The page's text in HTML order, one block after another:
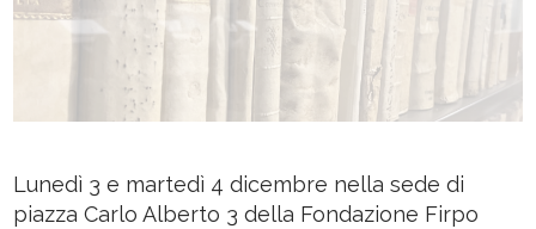
Lunedì 3 e martedì 4 dicembre nella sede di
piazza Carlo Alberto 3 della Fondazione Firpo